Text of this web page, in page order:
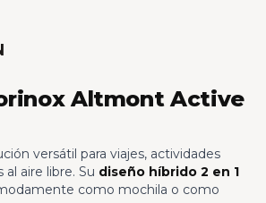
Altmont Active
versátil para viajes, actividades
al aire libre. Su diseño híbrido 2 en 1
como mochila o como